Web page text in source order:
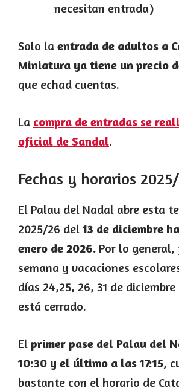
necesitan entrada)
Solo la entrada de adultos a
Miniatura ya tiene un precio
que echad cuentas.
La compra de entradas se
oficial de Sandal.
Fechas y horarios
El Palau del Nadal abre esta
2025/26 del13 de diciembre
enero de 2026. Por lo general,
semana y vacaciones
días 24,25, 26, 31 de diciembre
está cerrado.
El primer pase del Palau del
10:30 y el último a las 17:15,
bastante con el horario de